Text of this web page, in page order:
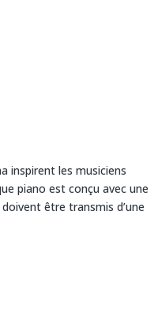
inspirent les musiciens
piano est conçu avec une
être transmis d’une